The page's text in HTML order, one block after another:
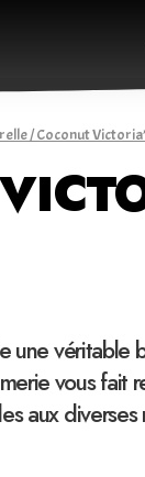
/ Coconut
une véritable
vous fait
aux